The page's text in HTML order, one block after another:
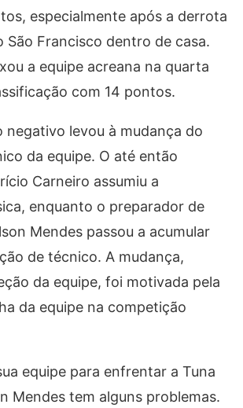
especialmente após a derrota
São Francisco dentro de casa.
a equipe acreana na quarta
com 14 pontos.
negativo levou à mudança do
da equipe. O até então
Carneiro assumiu a
enquanto o preparador de
Mendes passou a acumular
de técnico. A mudança,
da equipe, foi motivada pela
da equipe na competição
equipe para enfrentar a Tuna
Mendes tem alguns problemas.